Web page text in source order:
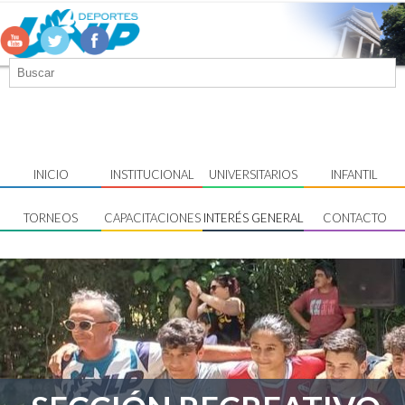
INICIO INSTITUCIONAL UNIVERSITARIOS INFANTIL
TORNEOS CAPACITACIONES INTERÉS GENERAL CONTACTO